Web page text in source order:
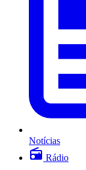
Notícias
Rádio